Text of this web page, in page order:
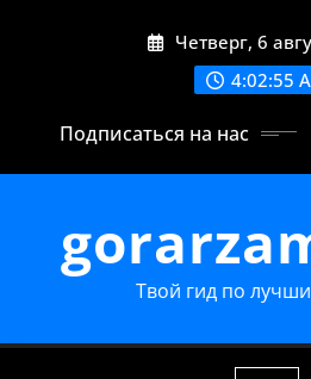
Четверг, 6
4:02:56
Подписаться на нас
Твой гид по